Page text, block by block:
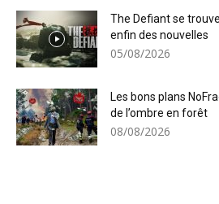
The Defiant se
enfin des nouvelles
05/08/2026
Les bons plans
de l’ombre en forêt
08/08/2026